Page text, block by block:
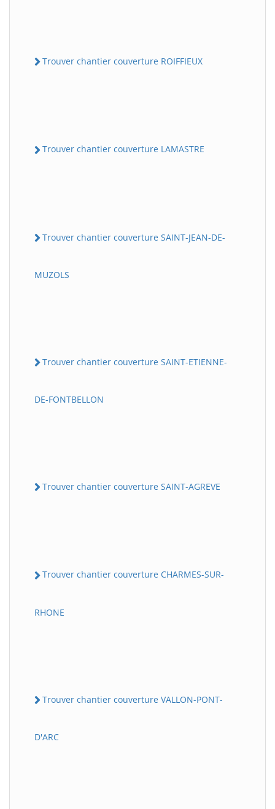
Trouver chantier couverture ROIFFIEUX
Trouver chantier couverture LAMASTRE
Trouver chantier couverture SAINT-JEAN-DE-
MUZOLS
Trouver chantier couverture SAINT-ETIENNE-
DE-FONTBELLON
Trouver chantier couverture SAINT-AGREVE
Trouver chantier couverture CHARMES-SUR-
RHONE
Trouver chantier couverture VALLON-PONT-
D'ARC